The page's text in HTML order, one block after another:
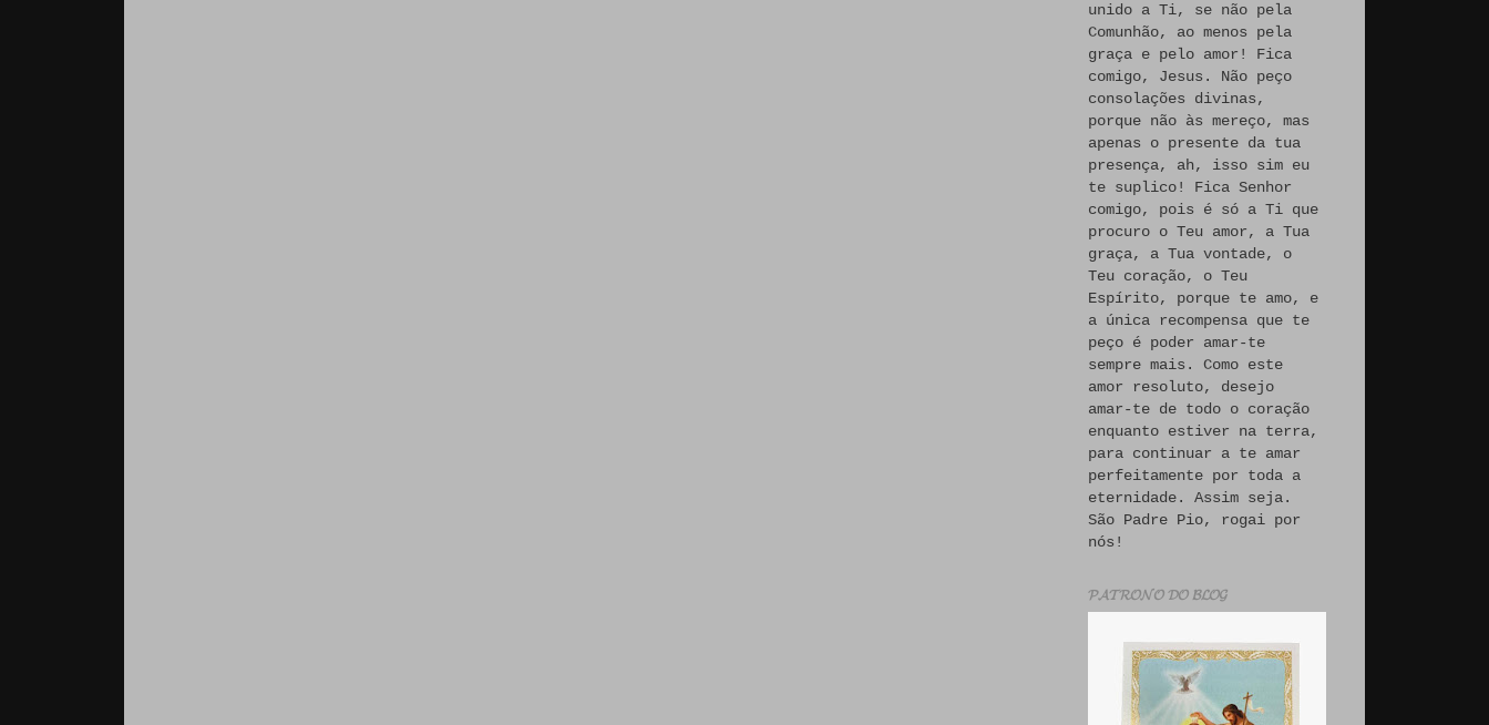
unido a Ti, se não pela
Comunhão, ao menos pela
graça e pelo amor! Fica
comigo, Jesus. Não peço
consolações divinas,
porque não às mereço, mas
apenas o presente da tua
presença, ah, isso sim eu
te suplico! Fica Senhor
comigo, pois é só a Ti que
procuro o Teu amor, a Tua
graça, a Tua vontade, o
Teu coração, o Teu
Espírito, porque te amo, e
a única recompensa que te
peço é poder amar-te
sempre mais. Como este
amor resoluto, desejo
amar-te de todo o coração
enquanto estiver na terra,
para continuar a te amar
perfeitamente por toda a
eternidade. Assim seja.
São Padre Pio, rogai por
nós!
𝓟𝓐𝓣𝓡𝓞𝓝𝓞 𝓓𝓞 𝓑𝓛𝓞𝓖